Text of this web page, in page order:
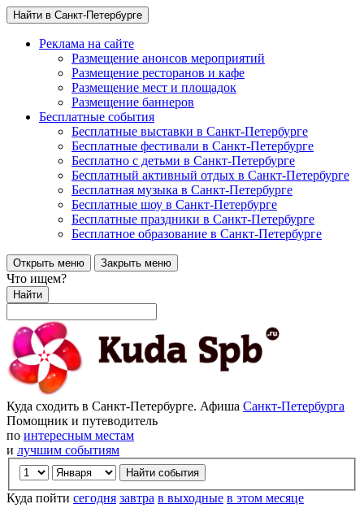
Найти в Санкт-Петербурге
Реклама на сайте
Размещение анонсов мероприятий
Размещение ресторанов и кафе
Размещение мест и площадок
Размещение баннеров
Бесплатные события
Бесплатные выставки в Санкт-Петербурге
Бесплатные фестивали в Санкт-Петербурге
Бесплатно с детьми в Санкт-Петербурге
Бесплатный активный отдых в Санкт-Петербурге
Бесплатная музыка в Санкт-Петербурге
Бесплатные шоу в Санкт-Петербурге
Бесплатные праздники в Санкт-Петербурге
Бесплатное образование в Санкт-Петербурге
Открыть меню Закрыть меню
Что ищем?
Найти
Куда сходить в Санкт-Петербурге. Афиша Санкт-Петербурга
Помощник и путеводитель
по интересным местам
и лучшим событиям
Куда пойти сегодня завтра в выходные в этом месяце